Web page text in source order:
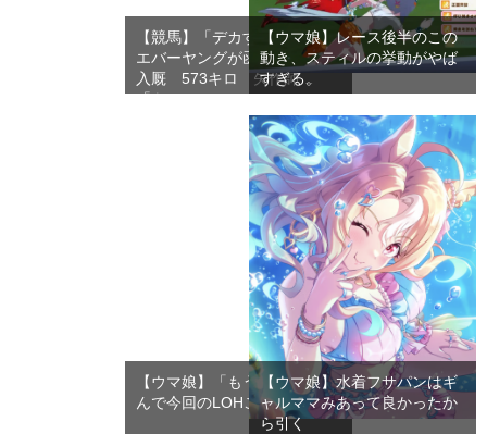
【競馬】「デカすぎ」フォー
エバーヤングが函館競馬場へ
入厩 573キロ 矢作師
「も…
【ウマ娘】レース後半のこの
動き、スティルの挙動がやば
すぎる。
【ウマ娘】「もう来週」 な
んで今回のLOHこんな早いの
【ウマ娘】水着フサパンはギ
ャルママみあって良かったか
ら引く